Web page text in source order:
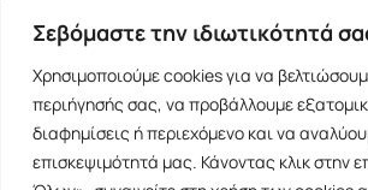
Σεβόμαστε την ιδιωτικότητά
Χρησιμοποιούμε cookies για να
περιήγησής σας, να προβάλλουμε
διαφημίσεις ή περιεχόμενο και να
επισκεψιμότητά μας. Κάνοντας κλικ στην
ΙΩΑΝΝΙΝΑ
Γεώργιου Καραϊσκάκη 38,
ioannina@ideaoffice.gr
+30 26516 08616